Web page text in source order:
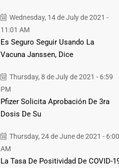
Wednesday, 14 de July de 2021 -
11:01 AM
Es Seguro Seguir Usando La
Vacuna Janssen, Dice
Thursday, 8 de July de 2021 - 6:59
PM
Pfizer Solicita Aprobación De 3ra
Dosis De Su
Thursday, 24 de June de 2021 - 6:00
AM
La Tasa De Positividad De COVID-